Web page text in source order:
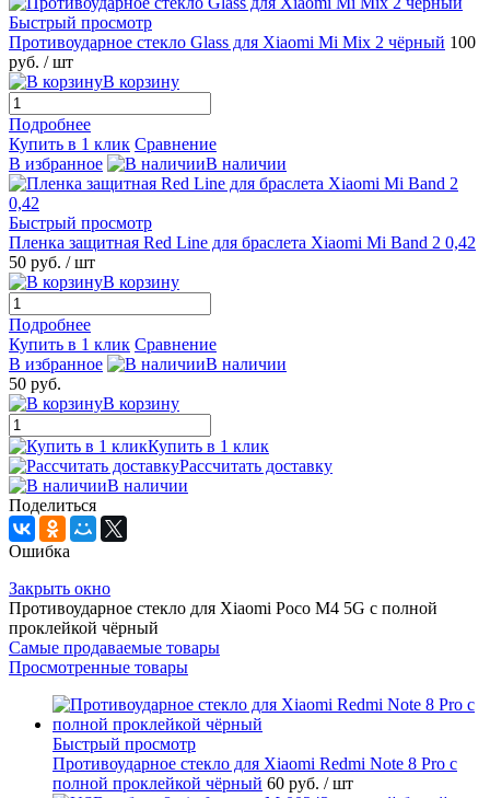
Быстрый просмотр
Противоударное стекло Glass для Xiaomi Mi Mix 2 чёрный 100
руб. / шт
В корзину
Подробнее
Купить в 1 клик Сравнение
В избранное
В наличии
Быстрый просмотр
Пленка защитная Red Line для браслета Xiaomi Mi Band 2 0,42
50 руб. / шт
В корзину
Подробнее
Купить в 1 клик Сравнение
В избранное
В наличии
50 руб.
В корзину
Купить в 1 клик
Рассчитать доставку
В наличии
Поделиться
Ошибка
Закрыть окно
Противоударное стекло для Xiaomi Poco M4 5G с полной
проклейкой чёрный
Самые продаваемые товары
Просмотренные товары
Быстрый просмотр
Противоударное стекло для Xiaomi Redmi Note 8 Pro с
полной проклейкой чёрный 60 руб. / шт